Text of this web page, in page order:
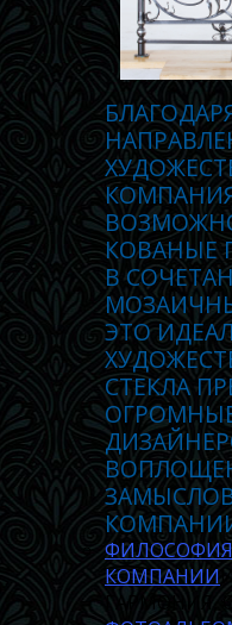
КОВАНЫЕ
В
ЭТО
СТЕКЛА
ФИЛОСОФИЯ
КОМПАНИИ
ГАРМОНИЯ,